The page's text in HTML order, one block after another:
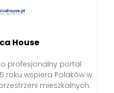
House
profesjonalny portal
roku wspiera Polaków w
mieszkalnych.